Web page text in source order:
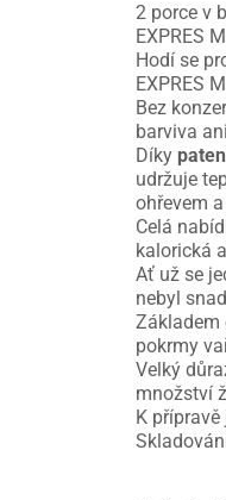
2 porce v
EXPRES
Hodí se
EXPRES
Bez
barviva
Díky
udržuje
ohřevem
Celá
kalorická
Ať už se
nebyl
Základem
pokrmy
Velký
množství
K